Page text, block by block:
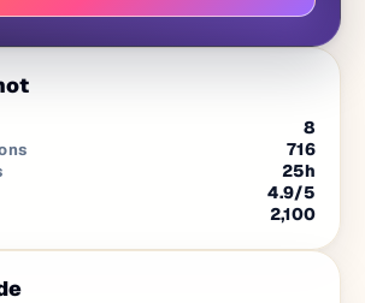
8
716
25h
4.9/5
2,100